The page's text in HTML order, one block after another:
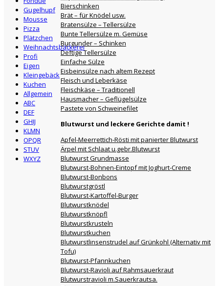
Bierschinken
Brät – für Knödel usw.
Bratensülze – Tellersülze
Bunte Tellersülze m. Gemüse
Burgunder – Schinken
Deftige Tellersülze
Einfache Sülze
Eisbeinsülze nach altem Rezept
Fleisch und Leberkäse
Fleischkäse – Traditionell
Hausmacher – Geflügelsülze
Pastete von Schweinefilet
Blutwurst und leckere Gerichte damit !
Apfel-Meerrettich-Rösti mit panierter Blutwurst
Ärpel mit Schlaat u.gebr.Blutwurst
Blutwurst Grundmasse
Blutwurst-Bohnen-Eintopf mit Joghurt-Creme
Blutwurst-Bonbons
Blutwurstgröstl
Blutwurst-Kartoffel-Burger
Blutwurstknödel
Blutwurstknöpfl
Blutwurstkrusteln
Blutwurstkuchen
Blutwurstlinsenstrudel auf Grünkohl (Alternativ mit
Tofu)
Blutwurst-Pfannkuchen
Blutwurst-Ravioli auf Rahmsauerkraut
Blutwurstravioli m.Sauerkrautsa.
Gugelhupf
Mousse
Pizza
Plätzchen
Weihnachtsbäckerei
Profi
Eigen
Kleingebäck
Kuchen
Allgemein
ABC
DEF
GHIJ
KLMN
OPQR
STUV
WXYZ